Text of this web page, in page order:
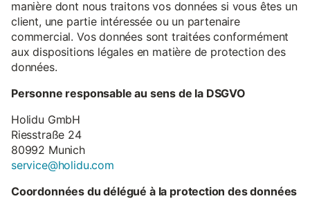
manière dont nous traitons vos données si vous êtes un
client, une partie intéressée ou un partenaire
commercial. Vos données sont traitées conformément
aux dispositions légales en matière de protection des
données.
Personne responsable au sens de la DSGVO
Holidu GmbH
Riesstraße 24
80992 Munich
service@holidu.com
Coordonnées du délégué à la protection des données